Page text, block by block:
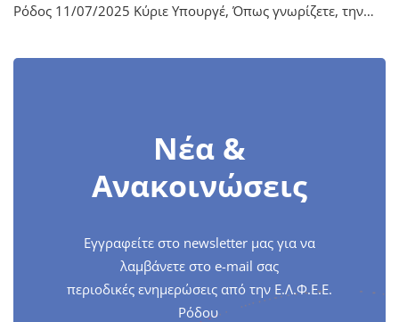
Ρόδος 11/07/2025 Κύριε Υπουργέ, Όπως γνωρίζετε, την…
Νέα &
Ανακοινώσεις
Εγγραφείτε στο newsletter μας για να
λαμβάνετε στο e-mail σας
περιοδικές ενημερώσεις από την Ε.Λ.Φ.Ε.Ε.
Ρόδου